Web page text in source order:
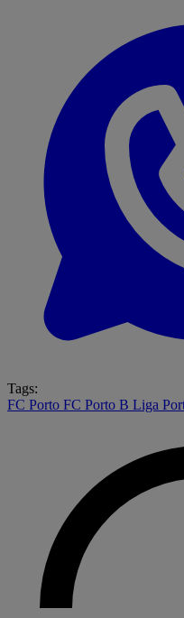
Tags:
FC Porto FC Porto B Liga